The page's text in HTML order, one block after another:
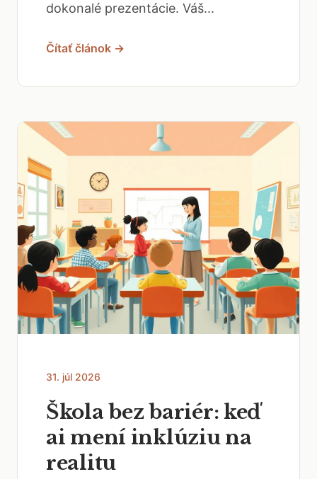
dokonalé prezentácie. Váš...
Čítať článok →
31. júl 2026
Škola bez bariér: keď
ai mení inklúziu na
realitu